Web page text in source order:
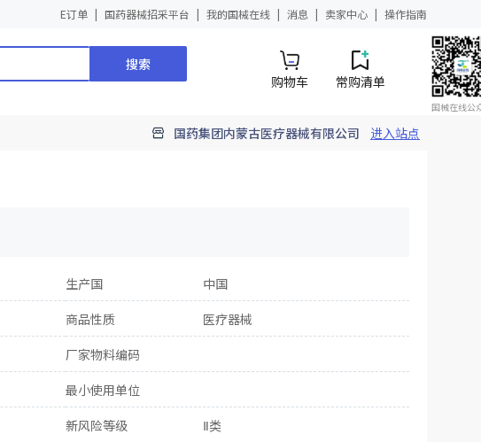
E订单 国药器械招采平台 我的国械在线 消息 卖家中心 操作指南
搜索
购物车 常购清单
国械在线公
国药集团内蒙古医疗器械有限公司 进入站点
生产国
中国
商品性质
医疗器械
厂家物料编码
最小使用单位
新风险等级
Ⅱ类